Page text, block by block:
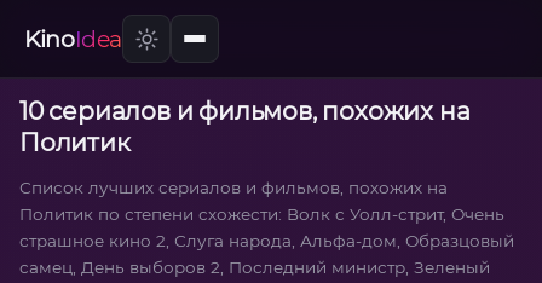
KinoIdea
10 сериалов и фильмов, похожих на
Политик
Список лучших сериалов и фильмов, похожих на
Политик по степени схожести: Волк с Уолл-стрит, Очень
страшное кино 2, Слуга народа, Альфа-дом, Образцовый
самец, День выборов 2, Последний министр, Зеленый